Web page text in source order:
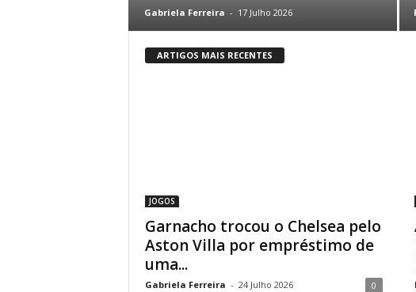
Gabriela Ferreira - 17 Julho 2026
ARTIGOS MAIS RECENTES
JOGOS
Garnacho trocou o Chelsea pelo
Aston Villa por empréstimo de
uma...
Gabriela Ferreira - 24 Julho 2026 0